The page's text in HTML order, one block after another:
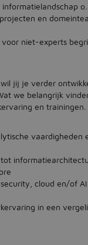
en
niet-experts
jij je verder
we belangrijk
en trainingen.
vaardigheden
cloud en/of AI
in een